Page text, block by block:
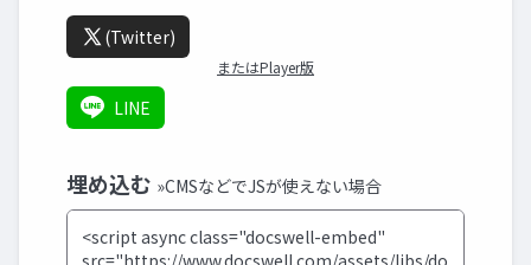
(Twitter)
またはPlayer版
LINE
埋め込む »CMSなどでJSが使えない場合